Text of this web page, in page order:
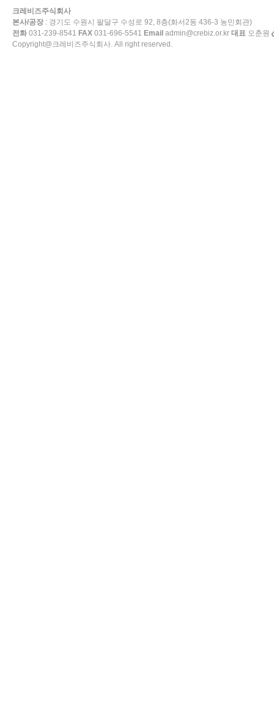
크레비즈주식회사
본사/공장 : 경기도 수원시 팔달구 수성로 92, 8층(화서2동 436-3 농민회관)
전화 031-239-8541 FAX 031-696-5541 Email admin@crebiz.or.kr 대표 오춘원
Copyright@크레비즈주식회사. All right reserved.